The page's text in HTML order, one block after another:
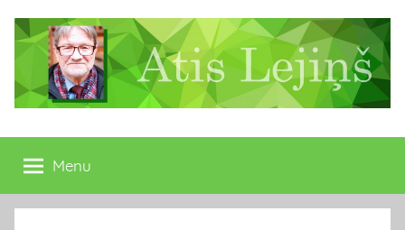
content
Atis
Lejiņš
13.
Saeimas
deputāts
Menu